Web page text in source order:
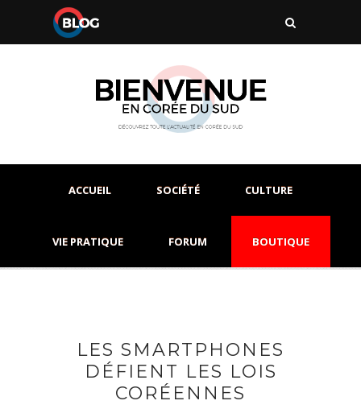
ACCUEIL SOCIÉTÉ CULTURE
VIE PRATIQUE FORUM BOUTIQUE
LES SMARTPHONES
DÉFIENT LES LOIS
CORÉENNES